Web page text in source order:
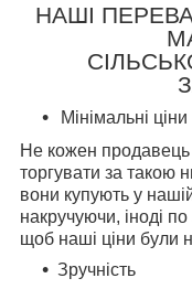
НАШІ
Мінімальні ціни
Не кожен продавець
торгувати за такою
вони купують у
накручуючи, іноді
щоб наші ціни були
Зручність